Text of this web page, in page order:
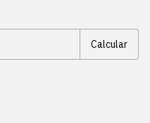
Calcular